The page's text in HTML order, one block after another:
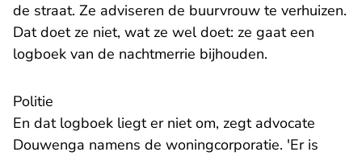
de straat. Ze adviseren de buurvrouw te verhuizen.
Dat doet ze niet, wat ze wel doet: ze gaat een
logboek van de nachtmerrie bijhouden.
Politie
En dat logboek liegt er niet om, zegt advocate
Douwenga namens de woningcorporatie. 'Er is